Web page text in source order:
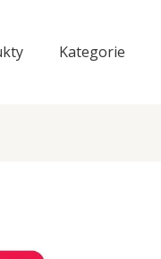
Kategorie